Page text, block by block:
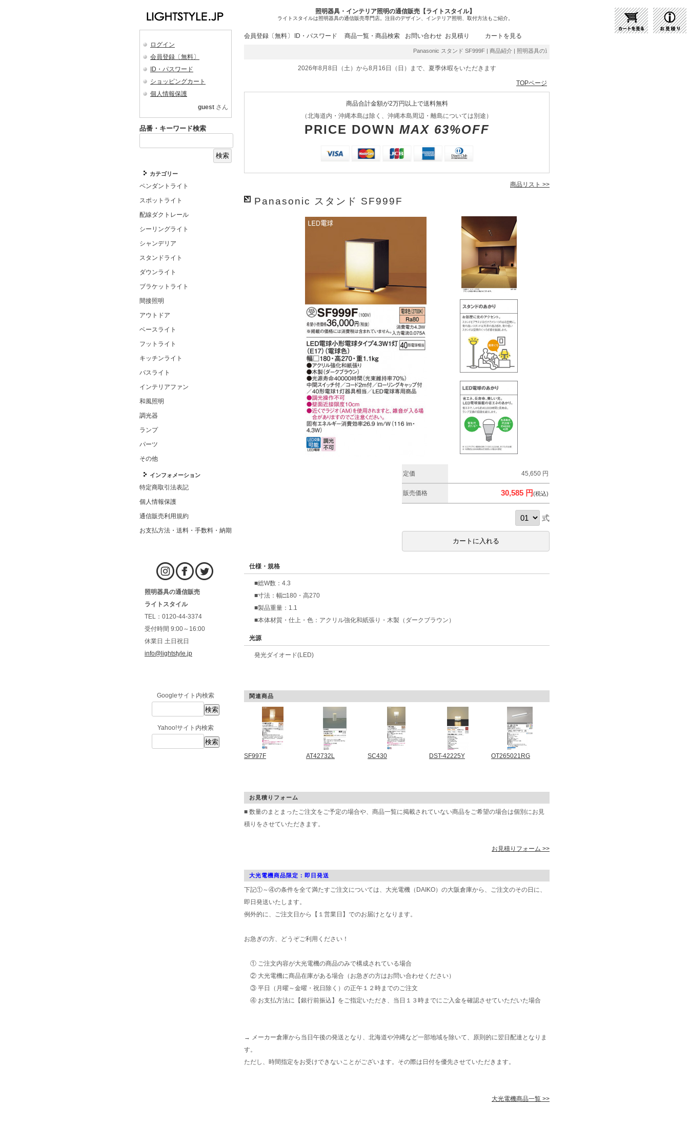
照明器具・インテリア照明の通信販売【ライトスタイル】
ライトスタイルは照明器具の通信販売専門店。注目のデザイン、インテリア照明、取付方法もご紹介。
ログイン
会員登録〔無料〕
ID・パスワード
ショッピングカート
個人情報保護
guest さん
品番・キーワード検索
カテゴリー
ペンダントライト
スポットライト
配線ダクトレール
シーリングライト
シャンデリア
スタンドライト
ダウンライト
ブラケットライト
間接照明
アウトドア
ベースライト
フットライト
キッチンライト
バスライト
インテリアファン
和風照明
調光器
ランプ
パーツ
その他
インフォメーション
特定商取引法表記
個人情報保護
通信販売利用規約
お支払方法・送料・手数料・納期
照明器具の通信販売
ライトスタイル
TEL：0120-44-3374
受付時間 9:00～16:00
休業日 土日祝日
info@lightstyle.jp
Googleサイト内検索
Yahoo!サイト内検索
会員登録〔無料〕 ID・パスワード 商品一覧・商品検索 お問い合わせ お見積り カートを見る
Panasonic スタンド SF999F | 商品紹介 | 照明器具の通販・インテリア照明の通信販売【ライトスタイル】激安
2026年8月8日（土）から8月16日（日）まで、夏季休暇をいただきます
TOPページ
商品合計金額が2万円以上で送料無料
（北海道内・沖縄本島は除く、沖縄本島周辺・離島については別途）
PRICE DOWN MAX 63%OFF
商品リスト >>
Panasonic スタンド SF999F
定価 45,650 円
販売価格 30,585 円(税込)
式
仕様・規格
■総W数：4.3
■寸法：幅□180・高270
■製品重量：1.1
■本体材質・仕上・色：アクリル強化和紙張り・木製（ダークブラウン）
光源
発光ダイオード(LED)
関連商品
SF997F AT42732L SC430 DST-42225Y OT265021RG
お見積りフォーム
■ 数量のまとまったご注文をご予定の場合や、商品一覧に掲載されていない商品をご希望の場合は個別にお見
積りをさせていただきます。
お見積りフォーム >>
大光電機商品限定：即日発送
下記①～④の条件を全て満たすご注文については、大光電機（DAIKO）の大阪倉庫から、ご注文のその日に、
即日発送いたします。
例外的に、ご注文日から【１営業日】でのお届けとなります。
お急ぎの方、どうぞご利用ください！
① ご注文内容が大光電機の商品のみで構成されている場合
② 大光電機に商品在庫がある場合（お急ぎの方はお問い合わせください）
③ 平日（月曜～金曜・祝日除く）の正午１２時までのご注文
④ お支払方法に【銀行前振込】をご指定いただき、当日１３時までにご入金を確認させていただいた場合
→ メーカー倉庫から当日午後の発送となり、北海道や沖縄など一部地域を除いて、原則的に翌日配達となりま
す。
ただし、時間指定をお受けできないことがございます。その際は日付を優先させていただきます。
大光電機商品一覧 >>